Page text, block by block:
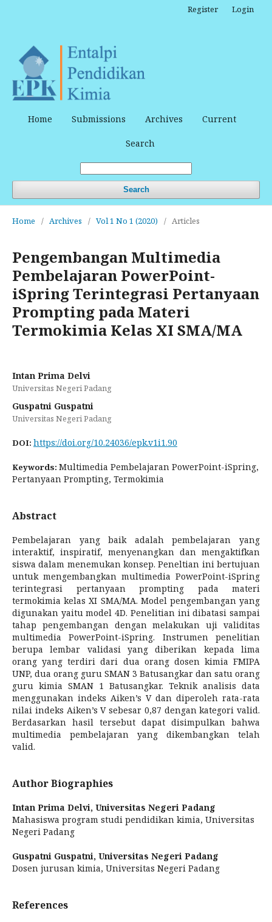
Home Submissions Archives Current
Search
Search
Register Login
Home / Archives / Vol 1 No 1 (2020) / Articles
Pengembangan Multimedia
Pembelajaran PowerPoint-
iSpring Terintegrasi Pertanyaan
Prompting pada Materi
Termokimia Kelas XI SMA/MA
Intan Prima Delvi
Universitas Negeri Padang
Guspatni Guspatni
Universitas Negeri Padang
DOI: https://doi.org/10.24036/epk.v1i1.90
Keywords: Multimedia Pembelajaran PowerPoint-iSpring,
Pertanyaan Prompting, Termokimia
Abstract
Pembelajaran yang baik adalah pembelajaran yang
interaktif, inspiratif, menyenangkan dan mengaktifkan
siswa dalam menemukan konsep. Peneltian ini bertujuan
untuk mengembangkan multimedia PowerPoint-iSpring
terintegrasi pertanyaan prompting pada materi
termokimia kelas XI SMA/MA. Model pengembangan yang
digunakan yaitu model 4D. Penelitian ini dibatasi sampai
tahap pengembangan dengan melakukan uji validitas
multimedia PowerPoint-iSpring. Instrumen penelitian
berupa lembar validasi yang diberikan kepada lima
orang yang terdiri dari dua orang dosen kimia FMIPA
UNP, dua orang guru SMAN 3 Batusangkar dan satu orang
guru kimia SMAN 1 Batusangkar. Teknik analisis data
menggunakan indeks Aiken’s V dan diperoleh rata-rata
nilai indeks Aiken’s V sebesar 0,87 dengan kategori valid.
Berdasarkan hasil tersebut dapat disimpulkan bahwa
multimedia pembelajaran yang dikembangkan telah
valid.
Author Biographies
Intan Prima Delvi, Universitas Negeri Padang
Mahasiswa program studi pendidikan kimia, Universitas
Negeri Padang
Guspatni Guspatni, Universitas Negeri Padang
Dosen jurusan kimia, Universitas Negeri Padang
References